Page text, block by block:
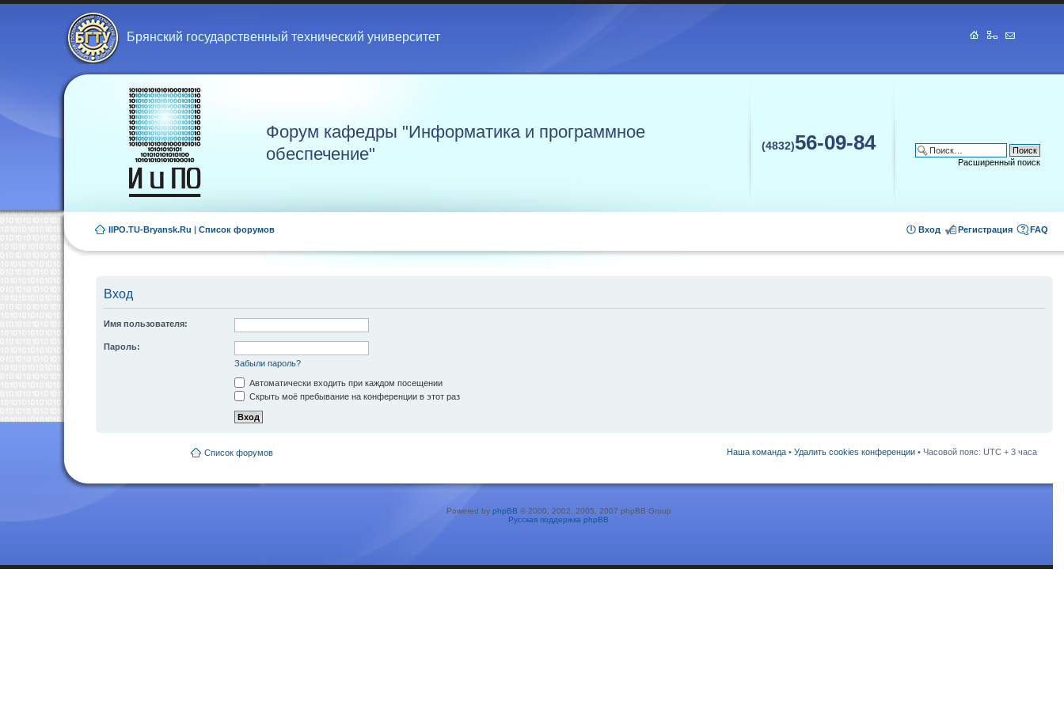
Брянский государственный технический университет
Форум кафедры "Информатика и программное
обеспечение"
(4832)56-09-84
Расширенный поиск
IIPO.TU-Bryansk.Ru | Список форумов FAQ
Регистрация
Вход
Вход
Имя пользователя:
Пароль:
Забыли пароль?
Автоматически входить при каждом посещении
Скрыть моё пребывание на конференции в этот раз
Список форумов Наша команда • Удалить cookies конференции • Часовой пояс: UTC + 3 часа
Powered by phpBB © 2000, 2002, 2005, 2007 phpBB Group
Русская поддержка phpBB